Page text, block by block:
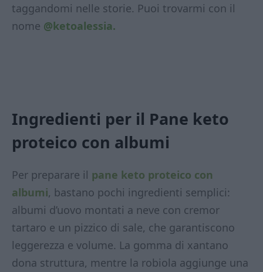
taggandomi nelle storie. Puoi trovarmi con il
nome @ketoalessia.
Ingredienti per il Pane keto
proteico con albumi
Per preparare il pane keto proteico con
albumi, bastano pochi ingredienti semplici:
albumi d’uovo montati a neve con cremor
tartaro e un pizzico di sale, che garantiscono
leggerezza e volume. La gomma di xantano
dona struttura, mentre la robiola aggiunge una